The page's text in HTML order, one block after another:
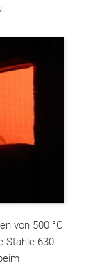
von 500 °C
Stähle 630